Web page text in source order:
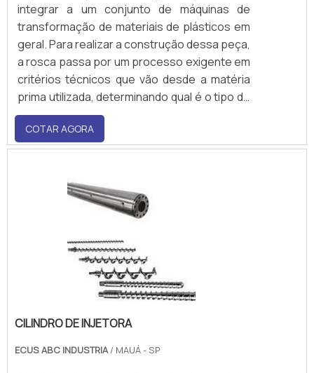
integrar a um conjunto de máquinas de
transformação de materiais de plásticos em
geral. Para realizar a construção dessa peça,
a rosca passa por um processo exigente em
critérios técnicos que vão desde a matéria
prima utilizada, determinando qual é o tipo de
termoplástico que será utilizado no
processamento até o tipo de geometria que
a peça terá.As roscas extrusoras podem ser
COTAR AGORA
CILINDRO DE INJETORA
ECUS ABC INDUSTRIA/ MAUÁ - SP